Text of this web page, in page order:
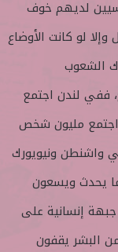
لديهم خوف
لو كانت الأوضاع
الشعوب
ففي لندن اجتمع
اجتمع مليون شخص
واشنطن ونيويورك
يحدث ويسعون
جبهة إنسانية على
البشر يقفون